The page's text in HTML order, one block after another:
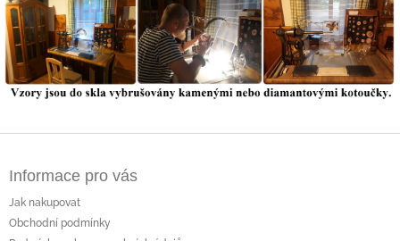
Informace pro vás
Jak nakupovat
Obchodní podmínky